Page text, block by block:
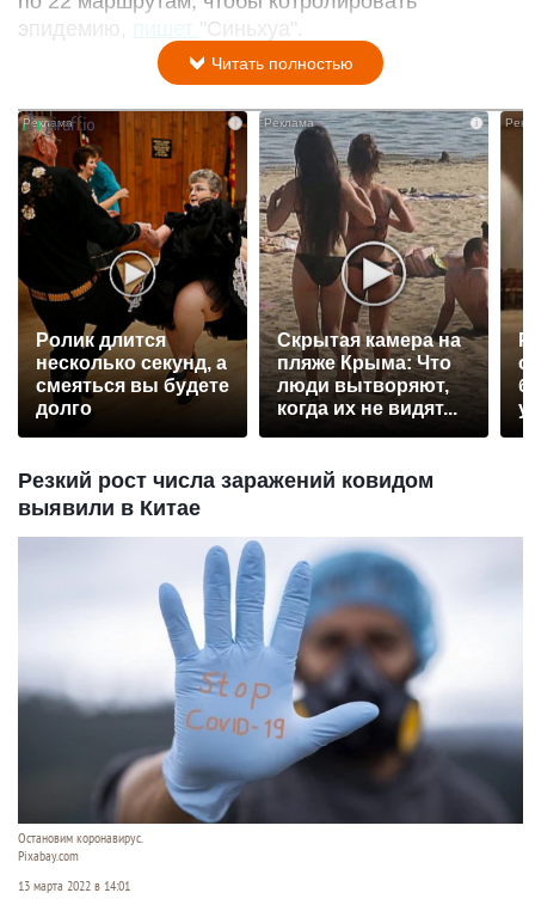
эпидемию,
"Синьхуа".
Читать полностью
Ролик длится
несколько секунд, а
смеяться вы будете
долго
i
Скрытая камера на
пляже Крыма: Что
люди вытворяют,
когда их не видят...
Резкий рост числа заражений ковидом
выявили в Китае
Остановим коронавирус.
Pixabay.com
13 марта 2022 в 14:01